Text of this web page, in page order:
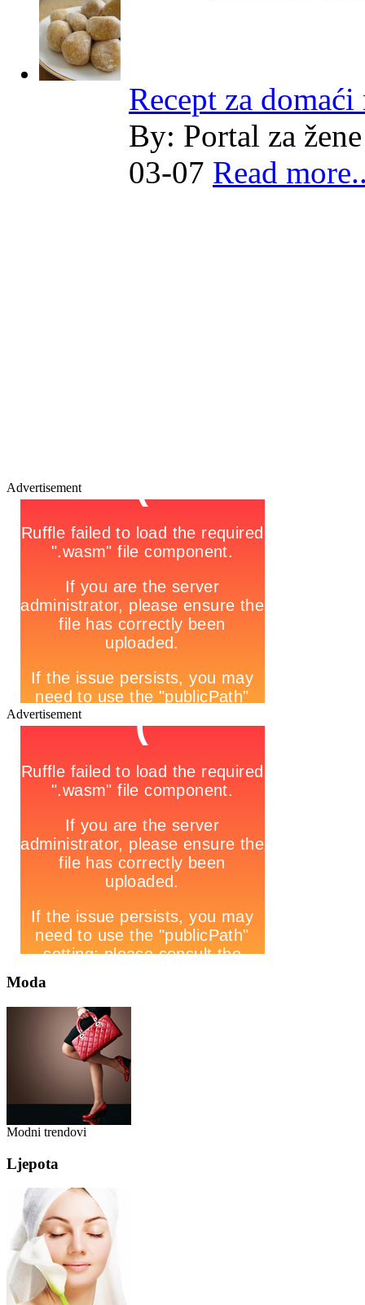
Recept za
By: Portal za žene
03-07 Read
Advertisement
Advertisement
Moda
Modni trendovi
Ljepota